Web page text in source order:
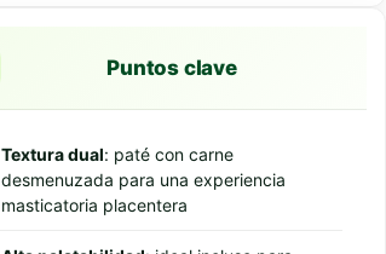
Puntos clave
Textura dual: paté con carne
desmenuzada para una experiencia
masticatoria placentera